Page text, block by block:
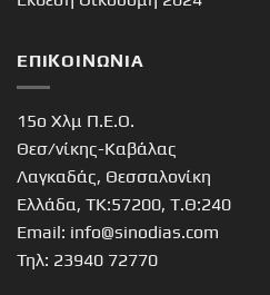
ΕΠΙΚΟΙΝΩΝΊΑ
15o Χλμ Π.Ε.Ο.
Θεσ/νίκης-Καβάλας
Λαγκαδάς, Θεσσαλονίκη
Ελλάδα, ΤΚ:57200, Τ.Θ:240
Email: info@sinodias.com
Τηλ: 23940 72770